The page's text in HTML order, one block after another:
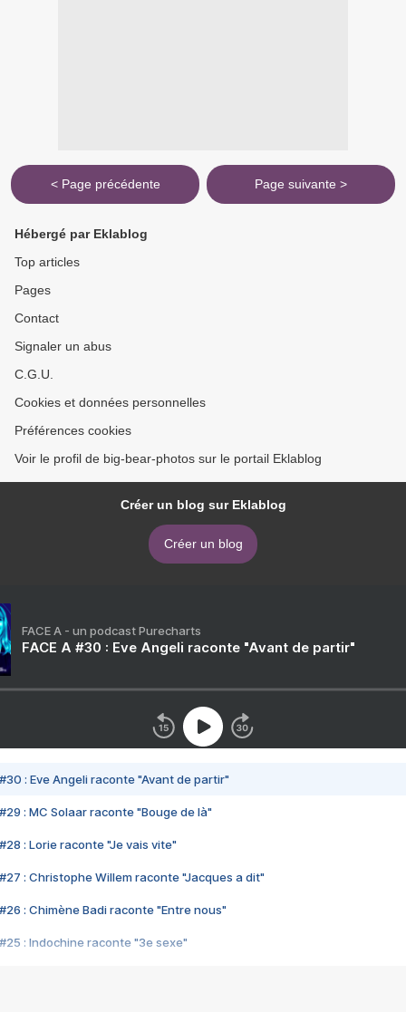
< Page précédente Page suivante >
Hébergé par Eklablog
Top articles
Pages
Contact
Signaler un abus
C.G.U.
Cookies et données personnelles
Préférences cookies
Voir le profil de big-bear-photos sur le portail Eklablog
Créer un blog sur Eklablog
Créer un blog
FACE A - un podcast Purecharts
FACE A #30 : Eve Angeli raconte "Avant de partir"
#30 : Eve Angeli raconte "Avant de partir"
#29 : MC Solaar raconte "Bouge de là"
#28 : Lorie raconte "Je vais vite"
#27 : Christophe Willem raconte "Jacques a dit"
#26 : Chimène Badi raconte "Entre nous"
#25 : Indochine raconte "3e sexe"